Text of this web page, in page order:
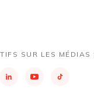
SUR LES MÉDIAS